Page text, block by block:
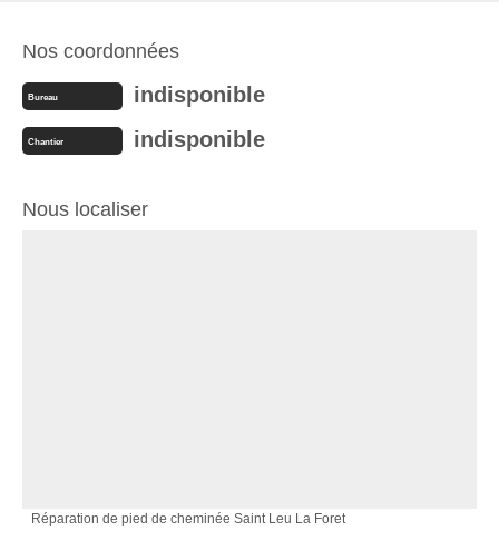
Nos coordonnées
Bureau indisponible
Chantier indisponible
Nous localiser
Réparation de pied de cheminée Saint Leu La Foret